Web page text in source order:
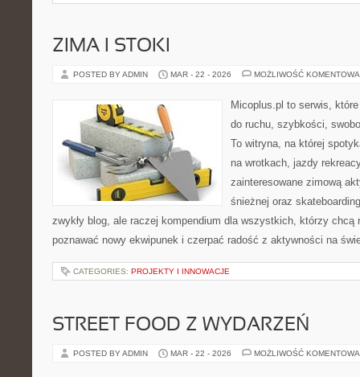
ZIMA I STOKI
POSTED BY ADMIN MAR - 22 - 2026 MOŻLIWOŚĆ
Micoplus.pl to serwis,
do ruchu, szybkości,
To witryna, na której
na wrotkach, jazdy
zainteresowane zimową
śnieżnej oraz
zwykły blog, ale raczej kompendium dla wszystkich, którzy chcą
poznawać nowy ekwipunek i czerpać radość z aktywności na
CATEGORIES: PROJEKTY I INNOWACJE
STREET FOOD Z WYDARZEŃ
POSTED BY ADMIN MAR - 22 - 2026 MOŻLIWOŚĆ